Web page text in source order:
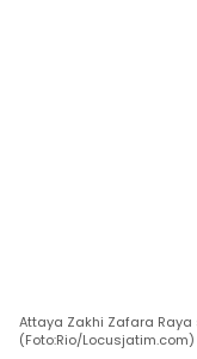
Attaya Zakhi Zafara
(Foto:Rio/Locusjatim.com)